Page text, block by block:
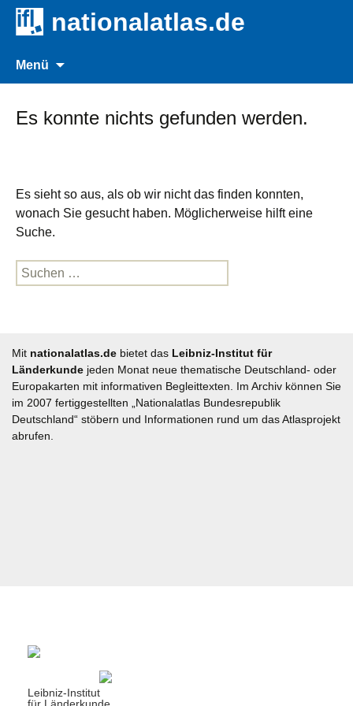
nationalatlas.de
Menü
Es konnte nichts gefunden werden.
Es sieht so aus, als ob wir nicht das finden konnten,
wonach Sie gesucht haben. Möglicherweise hilft eine
Suche.
Suche
nach:
Mit nationalatlas.de bietet das Leibniz-Institut für
Länderkunde jeden Monat neue thematische Deutschland- oder
Europakarten mit informativen Begleittexten. Im Archiv können Sie
im 2007 fertiggestellten „Nationalatlas Bundesrepublik
Deutschland“ stöbern und Informationen rund um das Atlasprojekt
abrufen.
Leibniz-Institut
für Länderkunde